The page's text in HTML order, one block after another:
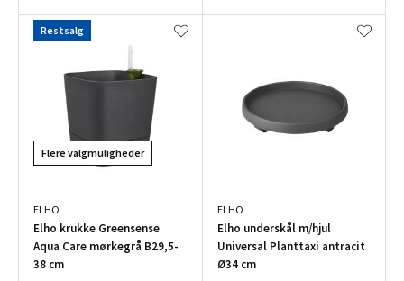
Restsalg
Flere valgmuligheder
ELHO
Elho krukke Greensense
Aqua Care mørkegrå B29,5-
38 cm
ELHO
Elho underskål m/hjul
Universal Planttaxi antracit
Ø34 cm